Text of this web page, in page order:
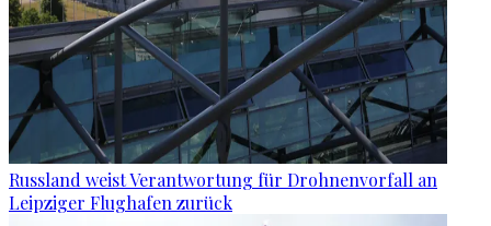
Russland weist Verantwortung für Drohnenvorfall an
Leipziger Flughafen zurück